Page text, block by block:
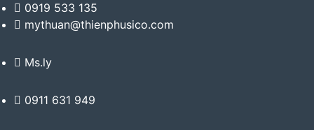
0919 533 135
mythuan@thienphusico.com
Ms.ly
0911 631 949